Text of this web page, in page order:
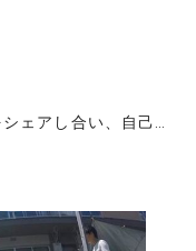
ウス「Fespa京都」にて8月25日（土）に交流パーティーを開催！★外部参加歓迎★